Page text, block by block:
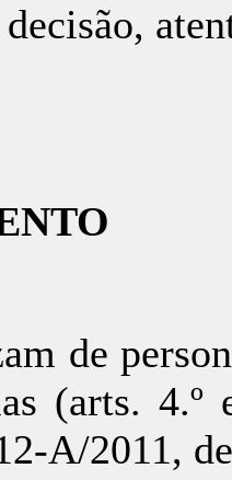
de
(arts. 4.º
A/2011,